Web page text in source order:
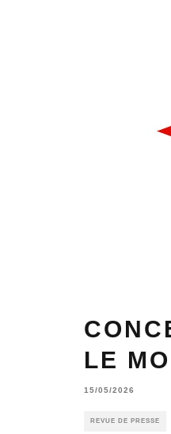
LE
15/05/2026
REVUE DE PRESSE